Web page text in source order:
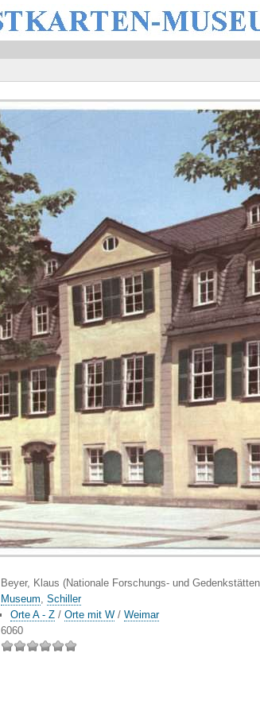
Beyer, Klaus (Nationale Forschungs- und
Museum, Schiller
Orte A - Z /Orte mit W /Weimar
6060